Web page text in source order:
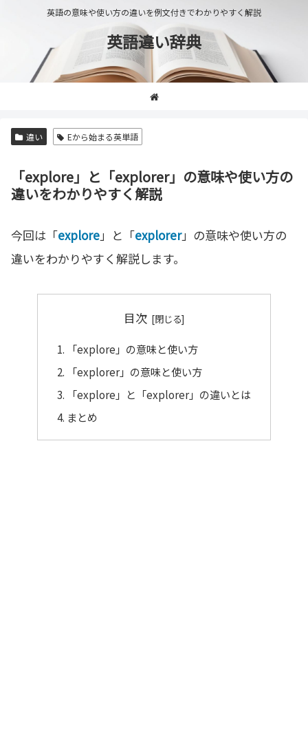
英語の意味や使い方の違いを例文付きでわかりやすく解説
英語違い辞典
違い Eから始まる英単語
「explore」と「explorer」の意味や使い方の
違いをわかりやすく解説
今回は「explore」と「explorer」の意味や使い方の
違いをわかりやすく解説します。
目次
「explore」の意味と使い方
「explorer」の意味と使い方
「explore」と「explorer」の違いとは
まとめ